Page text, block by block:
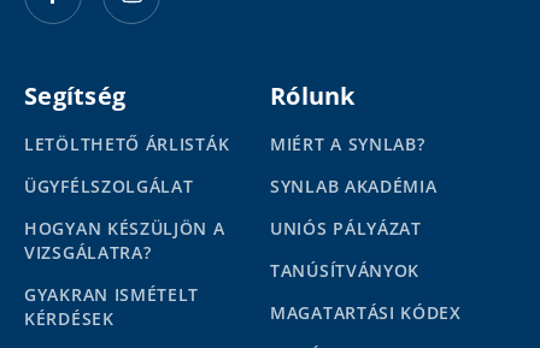
Segítség
LETÖLTHETŐ ÁRLISTÁK
ÜGYFÉLSZOLGÁLAT
HOGYAN KÉSZÜLJÖN A
VIZSGÁLATRA?
GYAKRAN ISMÉTELT
KÉRDÉSEK
Rólunk
MIÉRT A SYNLAB?
SYNLAB AKADÉMIA
UNIÓS PÁLYÁZAT
TANÚSÍTVÁNYOK
MAGATARTÁSI KÓDEX